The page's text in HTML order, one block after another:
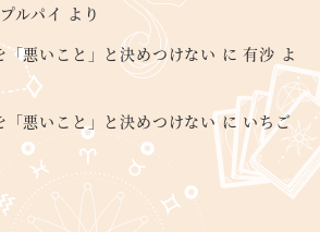
ルパイ より
「悪いこと」と決めつけない に有沙 よ
「悪いこと」と決めつけないに いちご